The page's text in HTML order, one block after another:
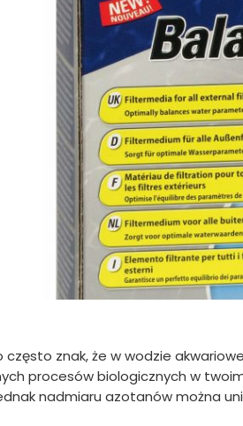
często znak, że w wodzie
procesów biologicznych w
nadmiaru azotanów można